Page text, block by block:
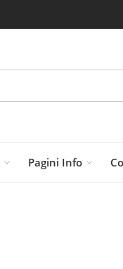
Pagini Info